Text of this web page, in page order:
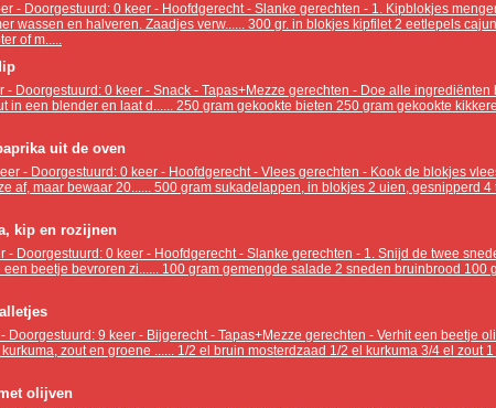
- Doorgestuurd: 0 keer - Hoofdgerecht - Slanke gerechten - 1. Kipblokjes
wassen en halveren. Zaadjes verw...... 300 gr. in blokjes kipfilet 2 eetlepels
of m.....
- Doorgestuurd: 0 keer - Snack - Tapas+Mezze gerechten - Doe alle ingrediënten
in een blender en laat d...... 250 gram gekookte bieten 250 gram gekookte
uit de oven
- Doorgestuurd: 0 keer - Hoofdgerecht - Vlees gerechten - Kook de blokjes
af, maar bewaar 20...... 500 gram sukadelappen, in blokjes 2 uien, gesnipperd
kip en rozijnen
- Doorgestuurd: 0 keer - Hoofdgerecht - Slanke gerechten - 1. Snijd de twee
beetje bevroren zi...... 100 gram gemengde salade 2 sneden bruinbrood 100
Doorgestuurd: 9 keer - Bijgerecht - Tapas+Mezze gerechten - Verhit een beetje
zout en groene ...... 1/2 el bruin mosterdzaad 1/2 el kurkuma 3/4 el zout
olijven